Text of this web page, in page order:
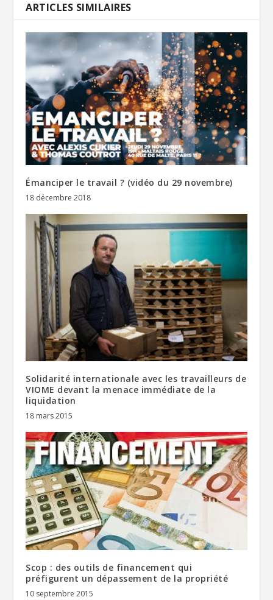
ARTICLES SIMILAIRES
Émanciper le travail ? (vidéo du 29 novembre)
18 décembre 2018
Solidarité internationale avec les travailleurs de
VIOME devant la menace immédiate de la
liquidation
18 mars 2015
Scop : des outils de financement qui
préfigurent un dépassement de la propriété
10 septembre 2015